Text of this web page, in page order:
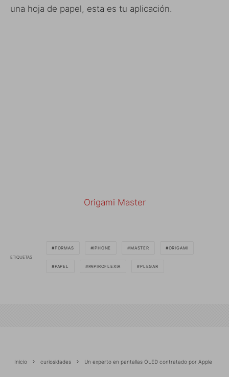
una hoja de papel, esta es tu aplicación.
Origami Master
ETIQUETAS
FORMAS IPHONE MASTER ORIGAMI
PAPEL PAPIROFLEXIA PLEGAR
Inicio curiosidades Un experto en pantallas OLED contratado por Apple